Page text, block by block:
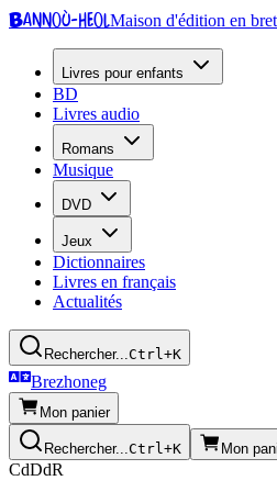
Bannoù-heolMaison d'édition en
Livres pour enfants
BD
Livres audio
Romans
Musique
DVD
Jeux
Dictionnaires
Livres en français
Actualités
Rechercher...Ctrl+K
Brezhoneg
Mon panier
Rechercher...Ctrl+K Mon
CdDdR